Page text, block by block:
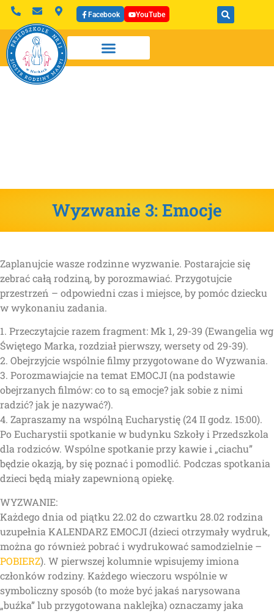
Facebook YouTube
Wyzwanie 3: Emocje
Zaplanujcie wasze rodzinne wyzwanie. Postarajcie się
zebrać całą rodziną, by porozmawiać. Przygotujcie
przestrzeń – odpowiedni czas i miejsce, by pomóc dziecku
w wykonaniu zadania.
1. Przeczytajcie razem fragment: Mk 1, 29-39 (Ewangelia wg
Świętego Marka, rozdział pierwszy, wersety od 29-39).
2. Obejrzyjcie wspólnie filmy przygotowane do Wyzwania.
3. Porozmawiajcie na temat EMOCJI (na podstawie
obejrzanych filmów: co to są emocje? jak sobie z nimi
radzić? jak je nazywać?).
4. Zapraszamy na wspólną Eucharystię (24 II godz. 15:00).
Po Eucharystii spotkanie w budynku Szkoły i Przedszkola
dla rodziców. Wspólne spotkanie przy kawie i „ciachu”
będzie okazją, by się poznać i pomodlić. Podczas spotkania
dzieci będą miały zapewnioną opiekę.
WYZWANIE:
Każdego dnia od piątku 22.02 do czwartku 28.02 rodzina
uzupełnia KALENDARZ EMOCJI (dzieci otrzymały wydruk,
można go również pobrać i wydrukować samodzielnie –
POBIERZ). W pierwszej kolumnie wpisujemy imiona
członków rodziny. Każdego wieczoru wspólnie w
symboliczny sposób (to może być jakaś narysowana
„buźka” lub przygotowana naklejka) oznaczamy jaka